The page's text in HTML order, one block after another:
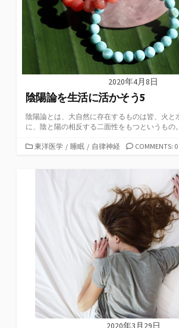
2020年4月8日
陰陽論を生活に活かそう5
陰陽論とは、大自然に存在するものは皆、火と
に、陰と陽の相反する二面性をもつというもの
カ
ゴ
東洋医学 / 睡眠 / 自律神経 COMMENTS: 0
2020年3月29日